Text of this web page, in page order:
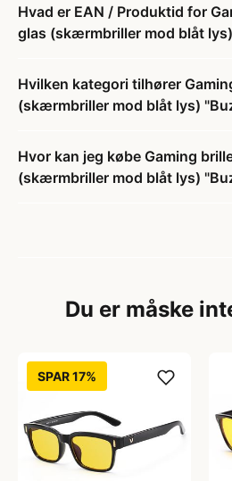
Hvad er EAN / Produktid for
glas (skærmbriller mod blåt
Hvilken kategori tilhører
(skærmbriller mod blåt lys)
Hvor kan jeg købe Gaming
(skærmbriller mod blåt lys)
Du er måske
SPAR 17%